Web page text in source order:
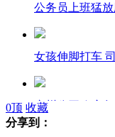
公务员上班猛
女孩伸脚打车
广州公开政府负
0顶 收藏
分享到：